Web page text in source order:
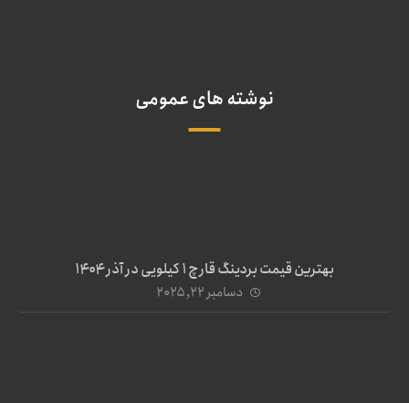
نوشته های عمومی
بهترین قیمت بردینگ قارچ 1 کیلویی در آذر ۱۴۰۴
دسامبر ۲۲, ۲۰۲۵